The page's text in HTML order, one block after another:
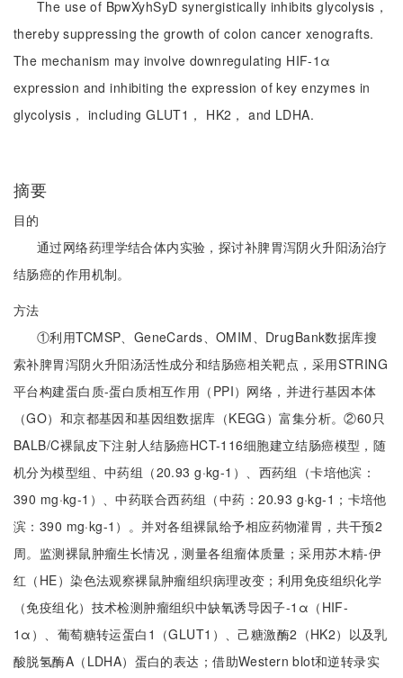
The use of BpwXyhSyD synergistically inhibits glycolysis，
thereby suppressing the growth of colon cancer xenografts.
The mechanism may involve downregulating HIF-1α
expression and inhibiting the expression of key enzymes in
glycolysis， including GLUT1， HK2， and LDHA.
摘要
目的
通过网络药理学结合体内实验，探讨补脾胃泻阴火升阳汤治疗
结肠癌的作用机制。
方法
①利用TCMSP、GeneCards、OMIM、DrugBank数据库搜
索补脾胃泻阴火升阳汤活性成分和结肠癌相关靶点，采用STRING
平台构建蛋白质-蛋白质相互作用（PPI）网络，并进行基因本体
（GO）和京都基因和基因组数据库（KEGG）富集分析。②60只
BALB/C裸鼠皮下注射人结肠癌HCT-116细胞建立结肠癌模型，随
机分为模型组、中药组（20.93 g·kg-1）、西药组（卡培他滨：
390 mg·kg-1）、中药联合西药组（中药：20.93 g·kg-1；卡培他
滨：390 mg·kg-1）。并对各组裸鼠给予相应药物灌胃，共干预2
周。监测裸鼠肿瘤生长情况，测量各组瘤体质量；采用苏木精-伊
红（HE）染色法观察裸鼠肿瘤组织病理改变；利用免疫组织化学
（免疫组化）技术检测肿瘤组织中缺氧诱导因子-1α（HIF-
1α）、葡萄糖转运蛋白1（GLUT1）、己糖激酶2（HK2）以及乳
酸脱氢酶A（LDHA）蛋白的表达；借助Western blot和逆转录实